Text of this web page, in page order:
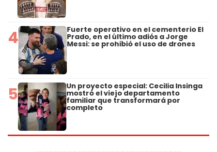
4 Fuerte operativo en el cementerio El
Prado, en el último adiós a Jorge
Messi: se prohibió el uso de drones
5 Un proyecto especial: Cecilia Insinga
mostró el viejo departamento
familiar que transformará por
completo